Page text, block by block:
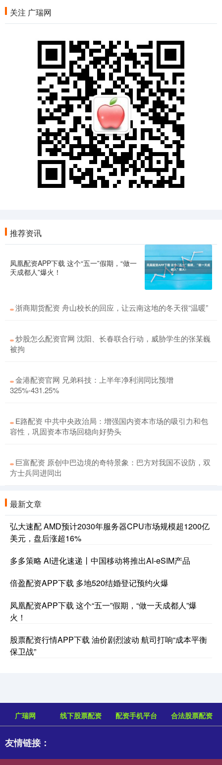
关注 广瑞网
推荐资讯
凤凰配资APP下载 这个“五一”假期，“做一
天成都人”爆火！
浙商期货配资 舟山校长的回应，让云南这地的冬天很“温暖”
炒股怎么配资官网 沈阳、长春联合行动，威胁学生的张某巍
被拘
金港配资官网 兄弟科技：上半年净利润同比预增
325%-431.25%
E路配资 中共中央政治局：增强国内资本市场的吸引力和包
容性，巩固资本市场回稳向好势头
巨富配资 原创中巴边境的奇特景象：巴方对我国不设防，双
方士兵同进同出
最新文章
弘大速配 AMD预计2030年服务器CPU市场规模超1200亿
美元，盘后涨超16%
多多策略 AI进化速递丨中国移动将推出AI-eSIM产品
倍盈配资APP下载 多地520结婚登记预约火爆
凤凰配资APP下载 这个“五一”假期，“做一天成都人”爆
火！
股票配资行情APP下载 油价剧烈波动 航司打响“成本平衡
保卫战”
广瑞网 线下股票配资 配资手机平台 合法股票配资
友情链接：